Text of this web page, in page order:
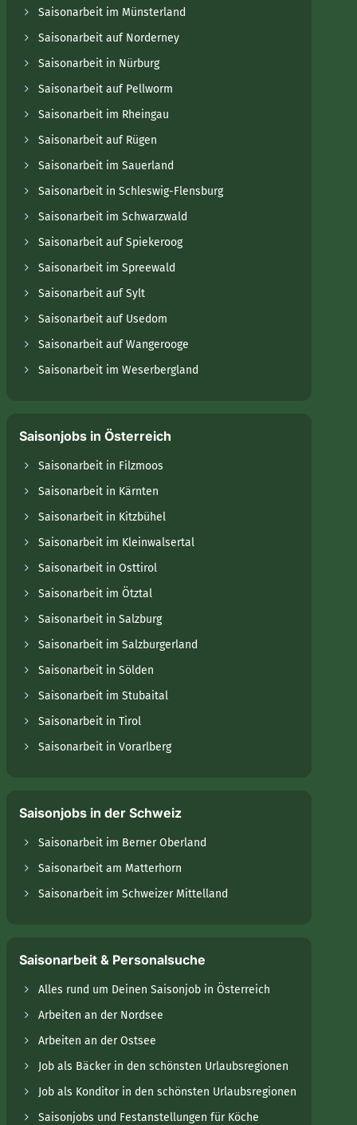
Saisonarbeit im Münsterland
Saisonarbeit auf Norderney
Saisonarbeit in Nürburg
Saisonarbeit auf Pellworm
Saisonarbeit im Rheingau
Saisonarbeit auf Rügen
Saisonarbeit im Sauerland
Saisonarbeit in Schleswig-Flensburg
Saisonarbeit im Schwarzwald
Saisonarbeit auf Spiekeroog
Saisonarbeit im Spreewald
Saisonarbeit auf Sylt
Saisonarbeit auf Usedom
Saisonarbeit auf Wangerooge
Saisonarbeit im Weserbergland
Saisonjobs in Österreich
Saisonarbeit in Filzmoos
Saisonarbeit in Kärnten
Saisonarbeit in Kitzbühel
Saisonarbeit im Kleinwalsertal
Saisonarbeit in Osttirol
Saisonarbeit im Ötztal
Saisonarbeit in Salzburg
Saisonarbeit im Salzburgerland
Saisonarbeit in Sölden
Saisonarbeit im Stubaital
Saisonarbeit in Tirol
Saisonarbeit in Vorarlberg
Saisonjobs in der Schweiz
Saisonarbeit im Berner Oberland
Saisonarbeit am Matterhorn
Saisonarbeit im Schweizer Mittelland
Saisonarbeit & Personalsuche
Alles rund um Deinen Saisonjob in Österreich
Arbeiten an der Nordsee
Arbeiten an der Ostsee
Job als Bäcker in den schönsten Urlaubsregionen
Job als Konditor in den schönsten Urlaubsregionen
Saisonjobs und Festanstellungen für Köche